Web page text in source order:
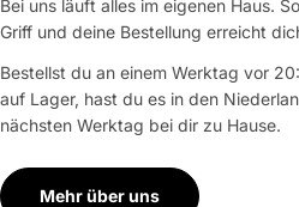
Bei uns läuft alles im eigenen Haus.
Griff und deine Bestellung erreicht
Bestellst du an einem Werktag vor
auf Lager, hast du es in den
nächsten Werktag bei dir zu Hause.
Mehr über uns